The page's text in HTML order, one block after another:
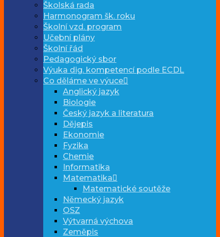
Školská rada
Harmonogram šk. roku
Školní vzd. program
Učební plány
Školní řád
Pedagogický sbor
Výuka dig. kompetencí podle ECDL
Co děláme ve výuce
Anglický jazyk
Biologie
Český jazyk a literatura
Dějepis
Ekonomie
Fyzika
Chemie
Informatika
Matematika
Matematické soutěže
Německý jazyk
OSZ
Výtvarná výchova
Zeměpis